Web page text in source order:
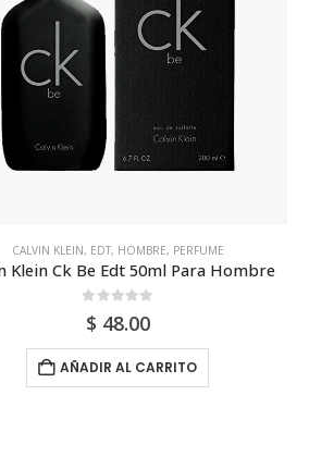
CALVIN KLEIN, EDT, HOMBRE, PERFUME
Klein Ck Be Edt 50ml Para Hombre
out of 5
$ 48.00
AÑADIR AL CARRITO